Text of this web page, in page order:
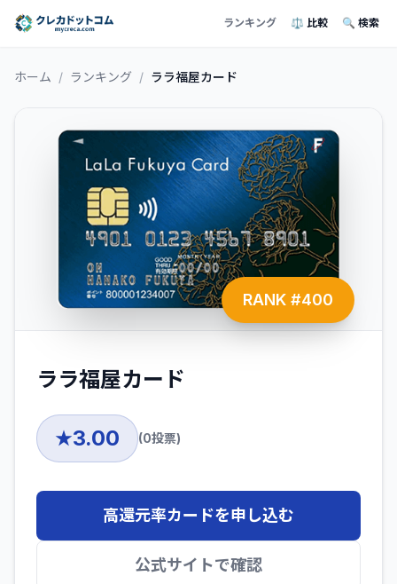
ランキング ⚖️ 比較 🔍 検索
ホーム / ランキング / ララ福屋カード
RANK #400
ララ福屋カード
★3.00 (0投票)
高還元率カードを申し込む
公式サイトで確認